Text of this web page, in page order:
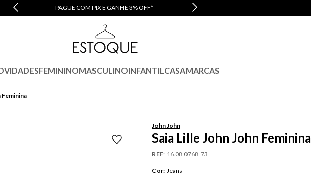
PAGUE COM PIX E GANHE 3% OFF*
FEMININOMASCULINOINFANTILCASAMARCAS
Feminina
John John
Saia Lille John John Feminina
REF: 16.08.0768_73
Cor: Jeans